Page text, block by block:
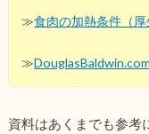
≫食肉の加熱条件（厚
≫
資料はあくまでも参考